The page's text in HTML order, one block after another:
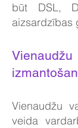
būt DSL,
aizsardzības
Vienaudžu
veida